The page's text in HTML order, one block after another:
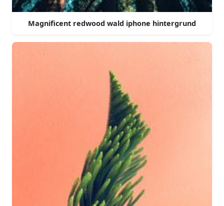
Magnificent redwood wald iphone hintergrund